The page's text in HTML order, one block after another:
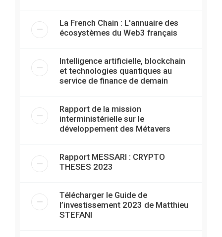
La French Chain : L'annuaire des
écosystèmes du Web3 français
Intelligence artificielle, blockchain
et technologies quantiques au
service de finance de demain
Rapport de la mission
interministérielle sur le
développement des Métavers
Rapport MESSARI : CRYPTO
THESES 2023
Télécharger le Guide de
l’investissement 2023 de Matthieu
STEFANI